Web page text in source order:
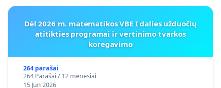
Dėl 2026 m. matematikos VBE I dalies užduočių
atitikties programai ir vertinimo tvarkos
koregavimo
264 parašai
264 Parašai / 12 mėnesiai
15 Jun 2026